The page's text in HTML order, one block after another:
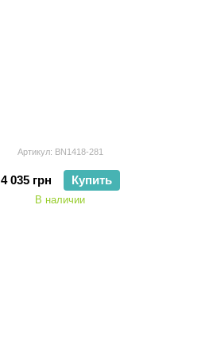
Артикул: BN1418-281
4 035 грн Купить
В наличии